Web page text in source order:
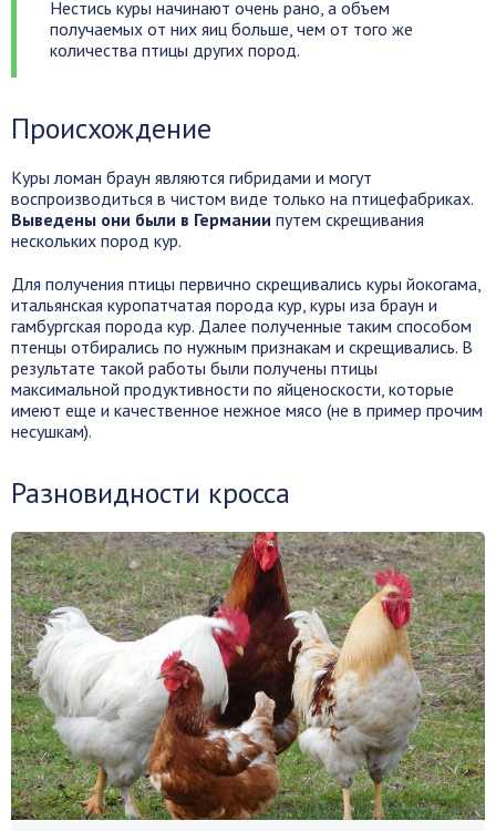
Нестись куры начинают очень рано, а объем
получаемых от них яиц больше, чем от того же
количества птицы других пород.
Происхождение
Куры ломан браун являются гибридами и могут
воспроизводиться в чистом виде только на птицефабриках.
Выведены они были в Германии путем скрещивания
нескольких пород кур.
Для получения птицы первично скрещивались куры йокогама,
итальянская куропатчатая порода кур, куры иза браун и
гамбургская порода кур. Далее полученные таким способом
птенцы отбирались по нужным признакам и скрещивались. В
результате такой работы были получены птицы
максимальной продуктивности по яйценоскости, которые
имеют еще и качественное нежное мясо (не в пример прочим
несушкам).
Разновидности кросса